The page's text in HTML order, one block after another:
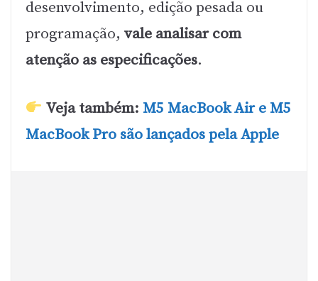
desenvolvimento, edição pesada ou
programação, vale analisar com
atenção as especificações.
Veja também: M5 MacBook Air e M5
MacBook Pro são lançados pela Apple